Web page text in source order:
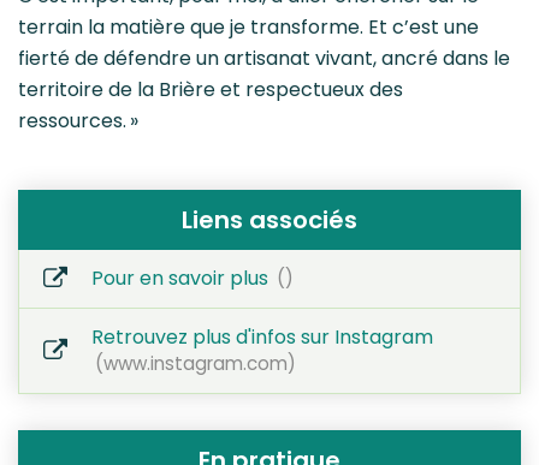
terrain la matière que je transforme. Et c’est une
fierté de défendre un artisanat vivant, ancré dans le
territoire de la Brière et respectueux des
ressources. »
Liens associés
Pour en savoir plus
Retrouvez plus d'infos sur Instagram
www.instagram.com